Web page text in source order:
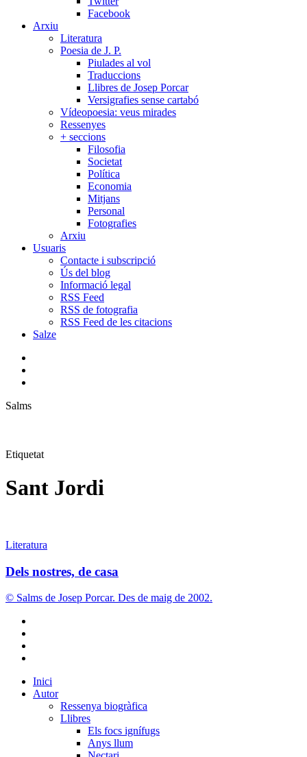
Facebook
Arxiu
Literatura
Poesia de J. P.
Piulades al vol
Traduccions
Llibres de Josep Porcar
Versigrafies sense cartabó
Vídeopoesia: veus mirades
Ressenyes
+ seccions
Filosofia
Societat
Política
Economia
Mitjans
Personal
Fotografies
Arxiu
Usuaris
Contacte i subscripció
Ús del blog
Informació legal
RSS Feed
RSS de fotografia
RSS Feed de les citacions
Salze
Salms
Etiquetat
Sant Jordi
Dels
de
casa
Literatura
Dels nostres, de casa
© Salms de Josep Porcar. Des de maig de 2002.
Close
Menu
Inici
Autor
Ressenya biogràfica
Llibres
Els focs ignífugs
Anys llum